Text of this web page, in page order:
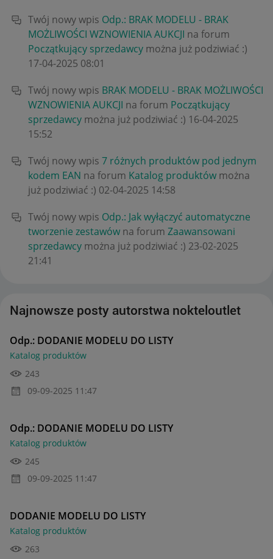
Twój nowy wpis Odp.: BRAK MODELU - BRAK
MOŻLIWOŚCI WZNOWIENIA AUKCJI na forum
Początkujący sprzedawcy można już podziwiać :)
‎17-04-2025 08:01
Twój nowy wpis BRAK MODELU - BRAK MOŻLIWOŚCI
WZNOWIENIA AUKCJI na forum Początkujący
sprzedawcy można już podziwiać :) ‎16-04-2025
15:52
Twój nowy wpis 7 różnych produktów pod jednym
kodem EAN na forum Katalog produktów można
już podziwiać :) ‎02-04-2025 14:58
Twój nowy wpis Odp.: Jak wyłączyć automatyczne
tworzenie zestawów na forum Zaawansowani
sprzedawcy można już podziwiać :) ‎23-02-2025
21:41
Najnowsze posty autorstwa nokteloutlet
Odp.: DODANIE MODELU DO LISTY
Katalog produktów
243
‎09-09-2025 11:47
Odp.: DODANIE MODELU DO LISTY
Katalog produktów
245
‎09-09-2025 11:47
DODANIE MODELU DO LISTY
Katalog produktów
263